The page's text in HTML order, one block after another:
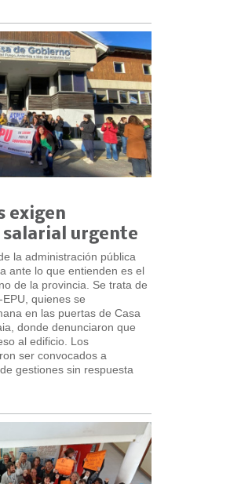
exigen
urgente
la administración pública
ante lo que entienden es el
de la provincia. Se trata de
quienes se
en las puertas de Casa
donde denunciaron que
al edificio. Los
ser convocados a
gestiones sin respuesta